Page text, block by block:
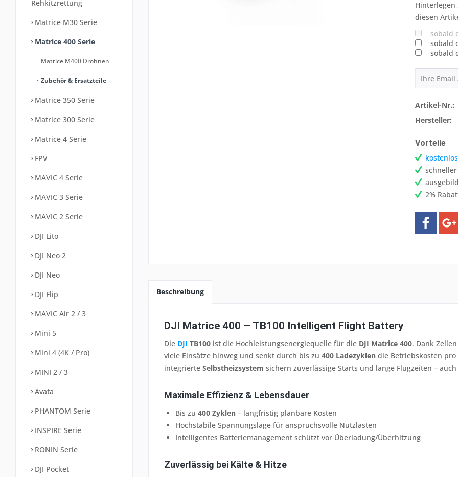
Rehkitzrettung
Matrice M30 Serie
Matrice 400 Serie
Matrice M400 Drohnen
Zubehör & Ersatzteile
Matrice 350 Serie
Matrice 300 Serie
Matrice 4 Serie
FPV
MAVIC 4 Serie
MAVIC 3 Serie
MAVIC 2 Serie
DJI Lito
DJI Neo 2
DJI Neo
DJI Flip
MAVIC Air 2 / 3
Mini 5
Mini 4 (4K / Pro)
MINI 2 / 3
Avata
PHANTOM Serie
INSPIRE Serie
RONIN Serie
DJI Pocket
Hinterlegen
diesen
sobald
sobald
sobald
Artikel-Nr.:
Hersteller:
Vorteile
2%
Beschreibung
DJI Matrice 400 – TB100 Intelligent Flight Battery
Die DJI TB100 ist die Hochleistungsenergiequelle für die DJI Matrice 400. Dank
viele Einsätze hinweg und senkt durch bis zu 400 Ladezyklen die Betriebskosten
integrierte Selbstheizsystem sichern zuverlässige Starts und lange Flugzeiten –
Maximale Effizienz & Lebensdauer
Bis zu 400 Zyklen – langfristig planbare Kosten
Hochstabile Spannungslage für anspruchsvolle Nutzlasten
Intelligentes Batteriemanagement schützt vor Überladung/Überhitzung
Zuverlässig bei Kälte & Hitze